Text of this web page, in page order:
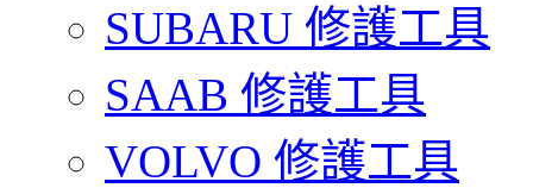
SUBARU 修護工具
SAAB 修護工具
VOLVO 修護工具